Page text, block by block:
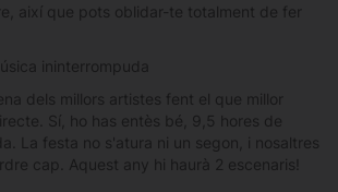
així que pots oblidar-te totalment de fer
ininterrompuda
dels millors artistes fent el que millor
Sí, ho has entès bé, 9,5 hores de
La festa no s'atura ni un segon, i nosaltres
cap. Aquest any hi haurà 2 escenaris!